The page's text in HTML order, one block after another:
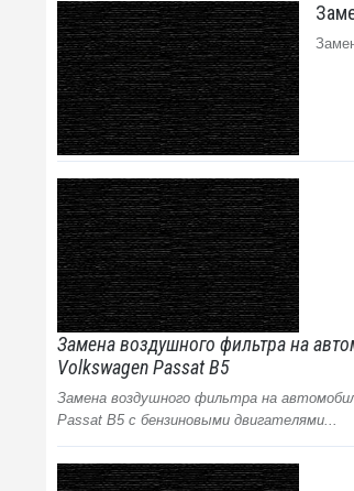
Замена воздушного фильтра на
Volkswagen Passat B5
Замена воздушного фильтра на
Passat B5 с бензиновыми двигателями...